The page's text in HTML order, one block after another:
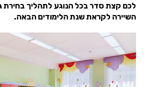
לכם קצת סדר בכל הנוגע לתהליך בחירת
השיירה לקראת שנת הלימודים הבאה.